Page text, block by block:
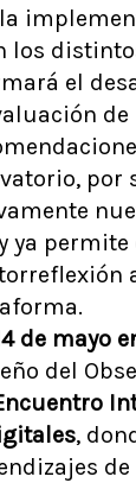
los
el
por
ya permite
de mayo
del
,
de